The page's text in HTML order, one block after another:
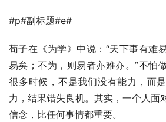
#p#副标题#e#
荀子在《为学》中说：“天下事有难
易矣；不为，则易者亦难亦。”不怕
很多时候，不是我们没有能力，而
力，结果错失良机。其实，一个人面
信念，比任何事情都重要。